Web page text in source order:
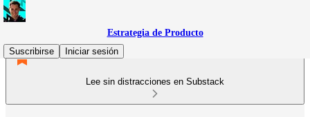
Estrategia de Producto
Suscribirse
Iniciar sesión
Lee sin distracciones en Substack